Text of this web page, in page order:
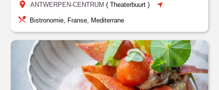
ANTWERPEN-CENTRUM (Theaterbuurt )
Bistronomie, Franse, Mediterrane